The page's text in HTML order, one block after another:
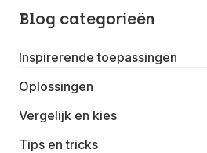
Blog categorieën
Inspirerende toepassingen
Oplossingen
Vergelijk en kies
Tips en tricks